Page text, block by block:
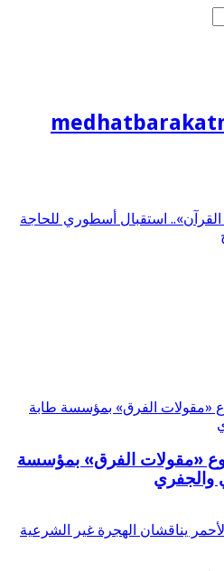
medhatbarakat
استقبال أسطوري للحاجة
«مقولات الفرق» بمؤسسة
والجفري